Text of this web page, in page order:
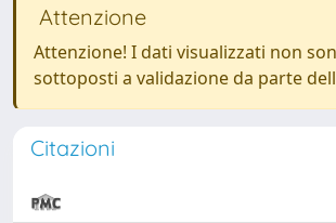
Attenzione
Attenzione! I dati visualizzati non
sottoposti a validazione da parte
Citazioni